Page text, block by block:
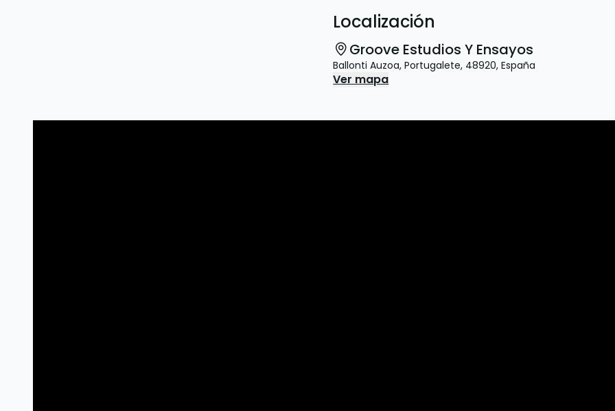
Localización
Groove Estudios Y Ensayos
Ballonti Auzoa, Portugalete, 48920, España
Ver mapa